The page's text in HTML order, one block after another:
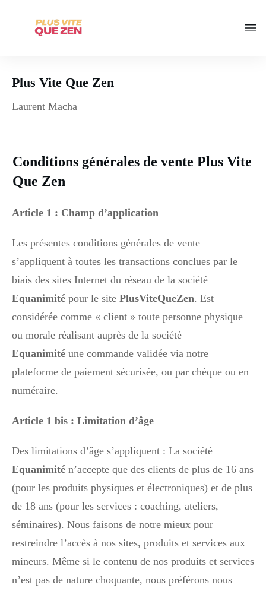
Plus Vite Que Zen
Laurent Macha
Conditions générales de vente Plus Vite
Que Zen
Article 1 : Champ d’application
Les présentes conditions générales de vente
s’appliquent à toutes les transactions conclues par le
biais des sites Internet du réseau de la société
Equanimité pour le site PlusViteQueZen. Est
considérée comme « client » toute personne physique
ou morale réalisant auprès de la société
Equanimité une commande validée via notre
plateforme de paiement sécurisée, ou par chèque ou en
numéraire.
Article 1 bis : Limitation d’âge
Des limitations d’âge s’appliquent : La société
Equanimité n’accepte que des clients de plus de 16 ans
(pour les produits physiques et électroniques) et de plus
de 18 ans (pour les services : coaching, ateliers,
séminaires). Nous faisons de notre mieux pour
restreindre l’accès à nos sites, produits et services aux
mineurs. Même si le contenu de nos produits et services
n’est pas de nature choquante, nous préférons nous